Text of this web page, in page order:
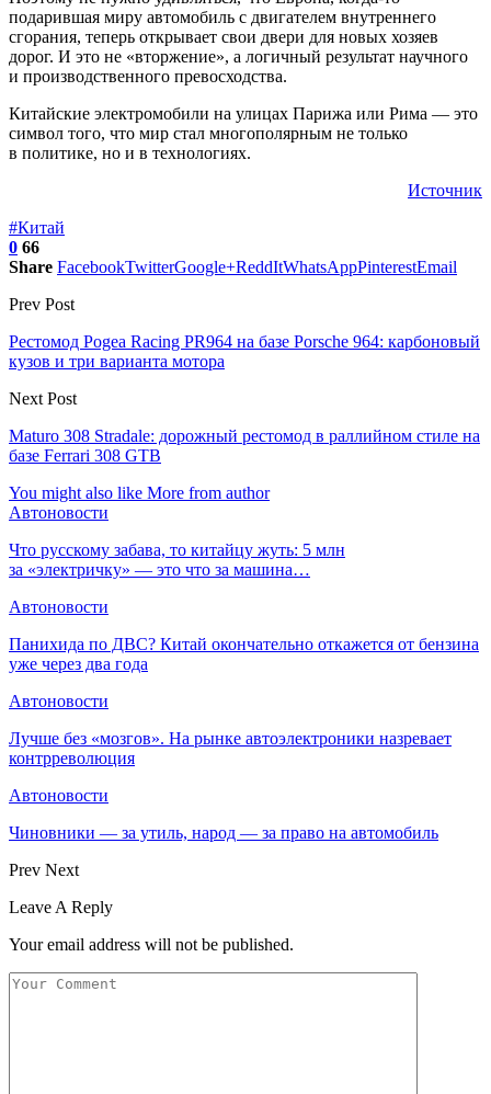
подарившая миру автомобиль с двигателем внутреннего
сгорания, теперь открывает свои двери для новых хозяев
дорог. И это не «вторжение», а логичный результат научного
и производственного превосходства.
Китайские электромобили на улицах Парижа или Рима — это
символ того, что мир стал многополярным не только
в политике, но и в технологиях.
Источник
#Китай
0 66
Share FacebookTwitterGoogle+ReddItWhatsAppPinterestEmail
Prev Post
Рестомод Pogea Racing PR964 на базе Porsche 964: карбоновый
кузов и три варианта мотора
Next Post
Maturo 308 Stradale: дорожный рестомод в раллийном стиле на
базе Ferrari 308 GTB
You might also like More from author
Автоновости
Что русскому забава, то китайцу жуть: 5 млн
за «электричку» — это что за машина…
Автоновости
Панихида по ДВС? Китай окончательно откажется от бензина
уже через два года
Автоновости
Лучше без «мозгов». На рынке автоэлектроники назревает
контрреволюция
Автоновости
Чиновники — за утиль, народ — за право на автомобиль
Prev Next
Leave A Reply
Your email address will not be published.